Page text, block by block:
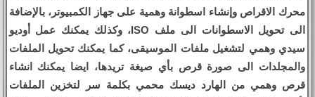
محرك الاقراص وإنشاء اسطوانة وهمية على جهاز الكمبيوتر، بالإضافة
الى تحويل الاسطوانات الى ملف ISO، وكذلك يمكنك عمل أوديو
سيدي وهمي لتشغيل ملفات الموسيقى، كما يمكنك تحويل الملفات
والمجلدات الى صورة قرص بأي صيغة تريدها، ايضا يمكنك انشاء
قرص وهمي من الهارد ديسك محمي بكلمة سر لتخزين الملفات